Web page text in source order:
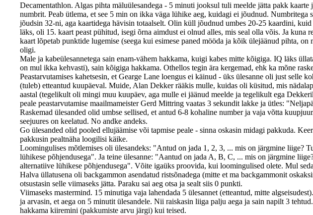
Decamentathlon. Algas pihta mäluülesandega - 5 minuti jooksul tuli meelde jätta pakk kaarte
numbrit. Peab ütlema, et see 5 min on ikka väga lühike aeg, kuidagi ei jõudnud. Numbritega
jõudsin 32-ni, aga kaartidega hävisin totaalselt. Olin küll jõudnud umbes 20-25 kaardini,
läks, oli 15. kaart peast pühitud, isegi õrna aimdust ei olnud alles, mis seal olla võis. Ja kuna
kaart lõpetab punktide lugemise (seega kui esimese paned mööda ja kõik ülejäänud pihta, on
oligi.
Male ja kabeülesannetega sain enam-vähem hakkama, kuigi kabes mitte kõigiga. IQ läks
on mul ikka kehvasti), sain kõigiga hakkama. Othellos tegin ära kergemad, ehk ka mõne
Peastarvutamises kahetsesin, et Gearge Lane loengus ei käinud - üks ülesanne oli just selle
(tuleb) etteantud kuupäeval. Muide, Alan Dekker rääkis mulle, kuidas oli küsitud, mis
aastal (tegelikult oli mingi muu kuupäev, aga mulle ei jäänud meelde ja tegelikult ega
peale peastarvutamise maailmameister Gerd Mittring vaatas 3 sekundit lakke ja ütles:
Raskemad ülesanded olid umbse sellised, et antud 6-8 kohaline number ja vaja võtta
seejuures on keelatud. No andke andeks.
Go ülesanded olid pooled ellujäämise või tapmise peale - sinna oskasin midagi pakkuda.
pakkusin pealtnäha loogilisi käike.
Loomingulises mõtlemises oli ülesandeks: "Antud on jada 1, 2, 3, ... mis on järgmine liige?
lühikese põhjendusega". Ja teine ülesanne: "Aantud on jada A, B, C, ... mis on järgmine
alternatiive lühikese põhjendusega". Võite igaüks proovida, kui loomingulised olete. Mul
Halva üllatusena oli backgammon asendatud ristsõnadega (mitte et ma backgammonit
otsustasin selle viimaseks jätta. Paraku sai aeg otsa ja sealt siis 0 punkti.
Viimaseks mastermind. 15 minutiga vaja lahendada 5 ülesannet (etteantud, mitte
ja arvasin, et aega on 5 minutit ülesandele. Nii raiskasin liiga palju aega ja sain napilt 3
hakkama kiiremini (pakkumiste arvu järgi) kui teised.